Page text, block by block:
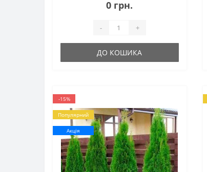
0 грн.
- +
ДО КОШИКА
-15%
Популярний
Акція